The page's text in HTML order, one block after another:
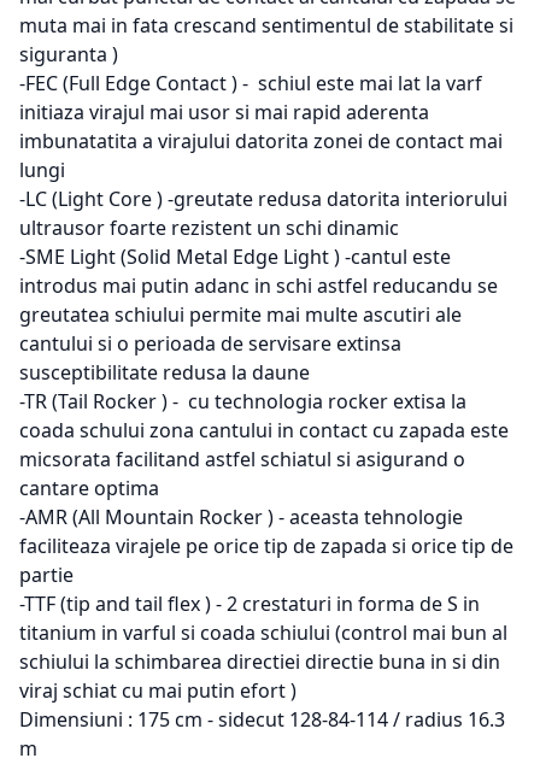
muta mai in fata crescand sentimentul de stabilitate si
siguranta )
-FEC (Full Edge Contact ) - schiul este mai lat la varf
initiaza virajul mai usor si mai rapid aderenta
imbunatatita a virajului datorita zonei de contact mai
lungi
-LC (Light Core ) -greutate redusa datorita interiorului
ultrausor foarte rezistent un schi dinamic
-SME Light (Solid Metal Edge Light ) -cantul este
introdus mai putin adanc in schi astfel reducandu se
greutatea schiului permite mai multe ascutiri ale
cantului si o perioada de servisare extinsa
susceptibilitate redusa la daune
-TR (Tail Rocker ) - cu technologia rocker extisa la
coada schului zona cantului in contact cu zapada este
micsorata facilitand astfel schiatul si asigurand o
cantare optima
-AMR (All Mountain Rocker ) - aceasta tehnologie
faciliteaza virajele pe orice tip de zapada si orice tip de
partie
-TTF (tip and tail flex ) - 2 crestaturi in forma de S in
titanium in varful si coada schiului (control mai bun al
schiului la schimbarea directiei directie buna in si din
viraj schiat cu mai putin efort )
Dimensiuni : 175 cm - sidecut 128-84-114 / radius 16.3
m